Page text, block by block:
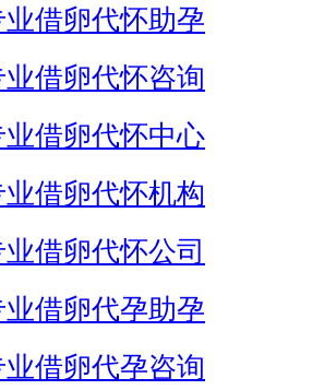
业借卵代怀助孕
业借卵代怀咨询
业借卵代怀中心
业借卵代怀机构
业借卵代怀公司
业借卵代孕助孕
业借卵代孕咨询